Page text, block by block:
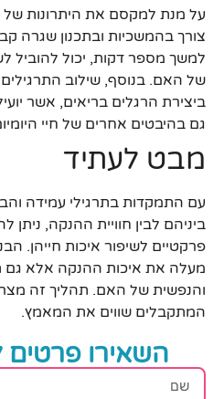
על מנת למקסם את היתרונות של
צורך בהמשכיות ובתכנון שגרה
למשך מספר דקות, יכול להוביל
של האם. בנוסף, שילוב התרגילים
ביצירת הרגלים בריאים, אשר
גם בהיבטים אחרים של חיי
מבט לעתיד
עם התמקדות בתרגילי עמידה
ביניהם לבין חוויית ההנקה, ניתן
פרקטיים לשיפור איכות חייהן.
מעלה את איכות ההנקה אלא גם
והנפשית של האם. תהליך זה
המתקבלים שווים את המאמץ.
השאירו פרטים